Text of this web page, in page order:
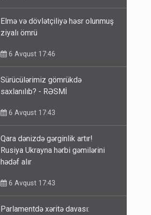
Elmə və dövlətçiliyə həsr olunmuş
ziyalı ömrü
6 Avqust 17:46
Sürücülərimiz gömrükdə
saxlanılıb? - RƏSMİ
6 Avqust 17:43
Qara dənizdə gərginlik artır!
Rusiya Ukrayna hərbi gəmilərini
hədəf alır
6 Avqust 17:43
Parlamentdə xəritə davası: